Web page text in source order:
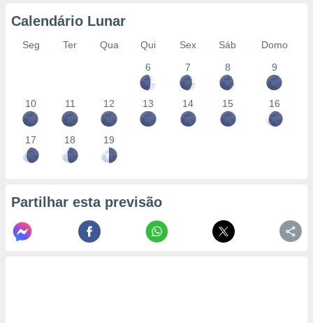
Calendário Lunar
Seg Ter Qua Qui Sex Sáb
Domo
6
7 8 9
10 11 12 13 14 15 16
17 18 19
Partilhar esta previsão